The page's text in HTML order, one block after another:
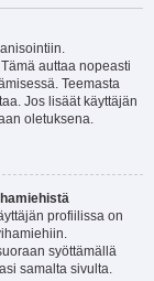
auttaa nopeasti
Teemasta
Jos lisäät käyttäjän
oletuksena.
profiilissa on
syöttämällä
samalta sivulta.